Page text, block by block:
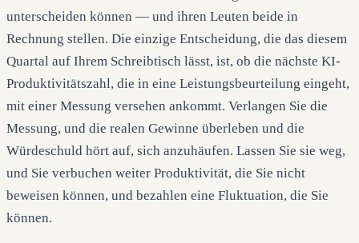
unterscheiden können — und ihren Leuten beide in
Rechnung stellen. Die einzige Entscheidung, die das diesem
Quartal auf Ihrem Schreibtisch lässt, ist, ob die nächste KI-
Produktivitätszahl, die in eine Leistungsbeurteilung eingeht,
mit einer Messung versehen ankommt. Verlangen Sie die
Messung, und die realen Gewinne überleben und die
Würdeschuld hört auf, sich anzuhäufen. Lassen Sie sie weg,
und Sie verbuchen weiter Produktivität, die Sie nicht
beweisen können, und bezahlen eine Fluktuation, die Sie
können.